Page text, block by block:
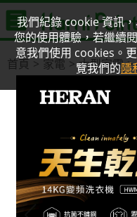
我們紀錄 cookie 資訊
您的使用體驗，若繼續
意我們使用 cookies。
覽我們的隱
首頁 家電 大型家電